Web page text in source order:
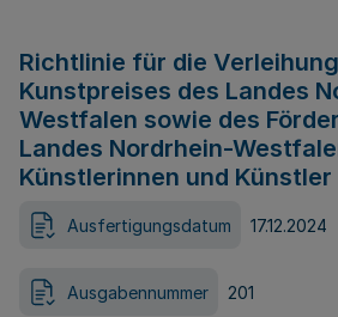
Richtlinie für die
Kunstpreises des Landes
Westfalen sowie des
Landes Nordrhein-
Künstlerinnen und Künstler
Ausfertigungsdatum 17.12.2024
Ausgabennummer 201